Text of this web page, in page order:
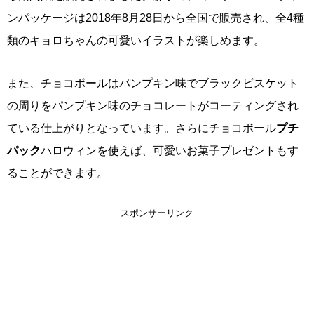
ンパッケージは2018年8月28日から全国で販売され、全4種
類のキョロちゃんの可愛いイラストが楽しめます。
また、チョコボールはパンプキン味でブラックビスケット
の周りをパンプキン味のチョコレートがコーティングされ
ている仕上がりとなっています。さらにチョコボールプチ
パックハロウィンを使えば、可愛いお菓子プレゼントもす
ることができます。
スポンサーリンク